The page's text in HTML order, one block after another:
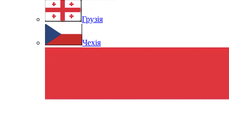
Грузія
Чехія